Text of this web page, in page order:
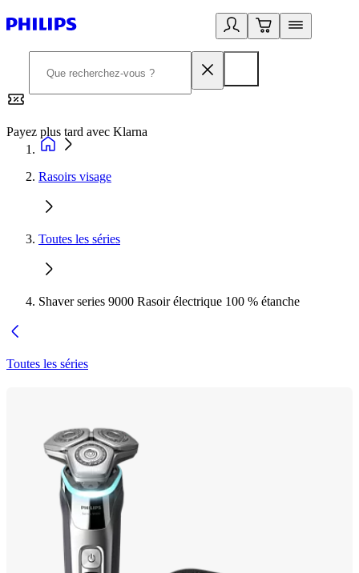
Payez plus tard avec Klarna
Rasoirs visage
Toutes les séries
Shaver series 9000 Rasoir électrique 100 % étanche
Toutes les séries